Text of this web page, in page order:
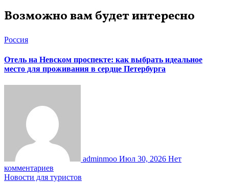
Возможно вам будет интересно
Россия
Отель на Невском проспекте: как выбрать идеальное
место для проживания в сердце Петербурга
adminmoo Июл 30, 2026 Нет
комментариев
Новости для туристов